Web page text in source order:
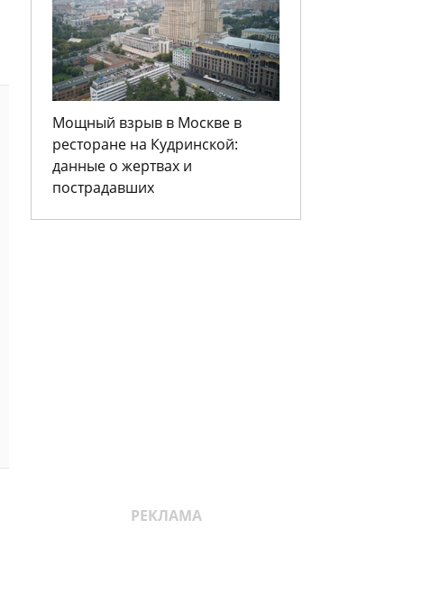
Мощный взрыв в Москве в
ресторане на Кудринской:
данные о жертвах и
пострадавших